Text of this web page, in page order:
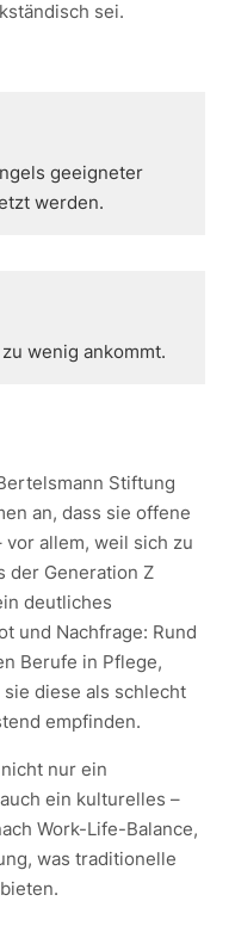
sei.
geeigneter
werden.
wenig ankommt.
Stiftung
an, dass sie offene
allem, weil sich zu
der Generation Z
deutliches
und Nachfrage: Rund
Berufe in Pflege,
diese als schlecht
empfinden.
nur ein
ein kulturelles –
Work-Life-Balance,
was traditionelle